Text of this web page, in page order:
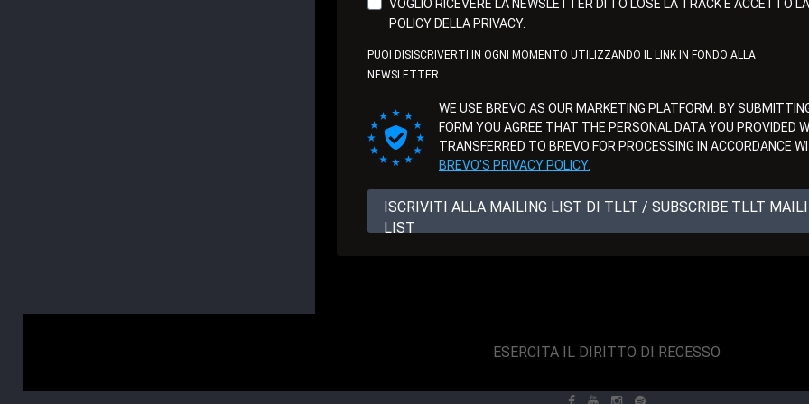
VOGLIO RICEVERE LA NEWSLETTER DI TO LOSE LA TRACK E ACCETTO LA
POLICY DELLA PRIVACY.
PUOI DISISCRIVERTI IN OGNI MOMENTO UTILIZZANDO IL LINK IN FONDO ALLA
NEWSLETTER.
WE USE BREVO AS OUR MARKETING PLATFORM. BY
FORM YOU AGREE THAT THE PERSONAL DATA YOU PROVIDED
TRANSFERRED TO BREVO FOR PROCESSING IN ACCORDANCE
BREVO'S PRIVACY POLICY.
ISCRIVITI ALLA MAILING LIST DI TLLT / SUBSCRIBE TLLT
LIST
ESERCITA IL DIRITTO DI RECESSO